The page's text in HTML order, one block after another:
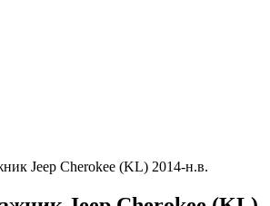
Jeep Cherokee (KL) 2014-н.в.